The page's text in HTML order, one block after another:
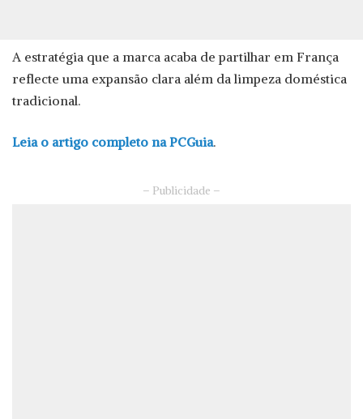
A estratégia que a marca acaba de partilhar em França
reflecte uma expansão clara além da limpeza doméstica
tradicional.
Leia o artigo completo na PCGuia.
– Publicidade –